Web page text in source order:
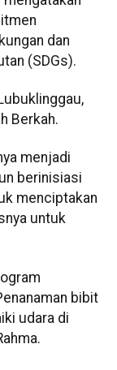
dan
(SDGs).
Berkah.
menjadi
berinisiasi
menciptakan
untuk
bibit
udara di